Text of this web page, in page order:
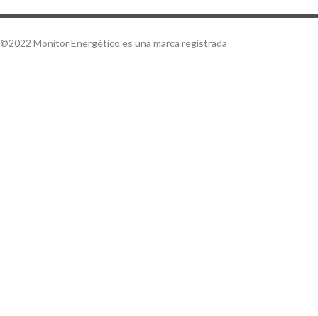
©2022 Monitor Energético es una marca registrada